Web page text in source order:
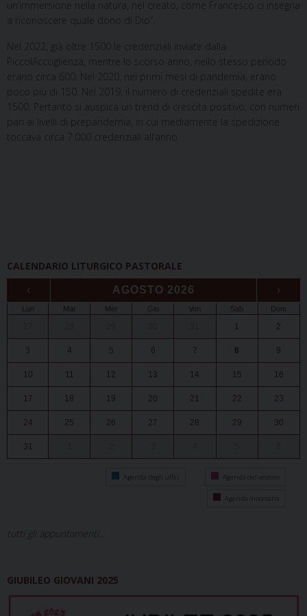
un’immersione nella natura, nel creato, come Francesco ci insegna
a riconoscere quale dono di Dio”.
Nel 2022, già oltre 1500 le credenziali inviate dalla
PiccolAccoglienza, mentre lo scorso anno, nello stesso periodo
erano circa 600. Nel 2020, nei primi mesi di pandemia, erano
poco più di 150. Nel 2019, il numero di credenziali spedite era
1500. Pertanto si auspica un trend di crescita positivo, con numeri
pari ai livelli di prepandemia, in cui mediamente la spedizione
toccava circa 7.000 credenziali all’anno.
CALENDARIO LITURGICO PASTORALE
‹ AGOSTO 2026 ›
Lun Mar Mer Gio Ven Sab Dom
1 2
3 4 5 6 7 8 9
10 11 12 13 14 15 16
17 18 19 20 21 22 23
24 25 26 27 28 29 30
31
Agenda degli uffici Agenda del vescovo
Agenda diocesana
tutti gli appuntamenti...
GIUBILEO GIOVANI 2025